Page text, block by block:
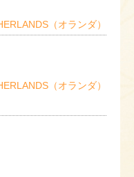
（オランダ）
（オランダ）